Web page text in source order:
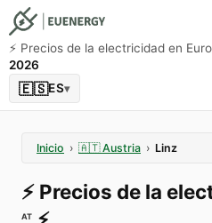
⚡️ Precios de la electricidad en
2026
🇪🇸ES▾
Inicio › 🇦🇹 Austria › Linz
⚡️ Precios de la
AT